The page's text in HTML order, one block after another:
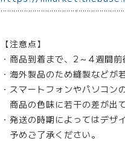
【注意点】
・商品到着まで、2～4週間
・海外製品のため縫製などが
・スマートフォンやパソコン
商品の色味に若干の差が出
・発送の時期によってはデザ
予めご了承ください。